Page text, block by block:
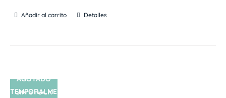
Añadir al carrito Detalles
SIN STOCK
AGOTADO
TEMPORALME